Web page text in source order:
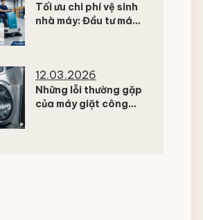
Tối ưu chi phí vệ sinh
nhà máy: Đầu tư máy
12.03.2026
Những lỗi thường gặp
của máy giặt công